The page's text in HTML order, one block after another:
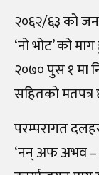
२०६२/६३ को
‘नो भोट’ को
२०७० पुस १ मा
सहितको मतपत्र
परम्परागत
‘नन्‌ अफ अभव –